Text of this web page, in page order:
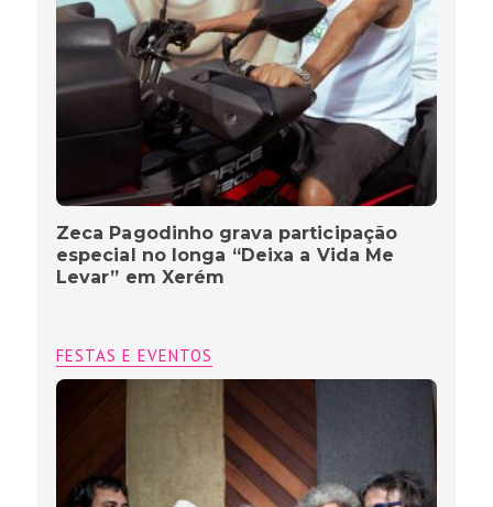
Zeca Pagodinho grava participação
especial no longa “Deixa a Vida Me
Levar” em Xerém
FESTAS E EVENTOS